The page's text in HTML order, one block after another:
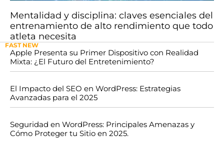
Mentalidad y disciplina: claves esenciales del
entrenamiento de alto rendimiento que todo
atleta necesita
FAST NEW
Apple Presenta su Primer Dispositivo con Realidad
Mixta: ¿El Futuro del Entretenimiento?
El Impacto del SEO en WordPress: Estrategias
Avanzadas para el 2025
Seguridad en WordPress: Principales Amenazas y
Cómo Proteger tu Sitio en 2025.